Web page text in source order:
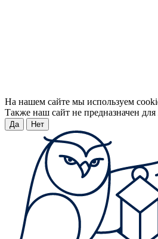
На нашем сайте мы используем
Также наш сайт не предназначен
Да Нет